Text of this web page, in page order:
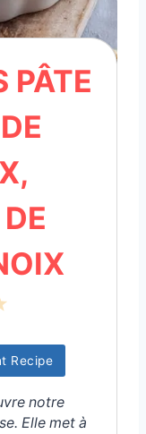
PÂTE
a
r
s
Recipe
notre
Elle met à